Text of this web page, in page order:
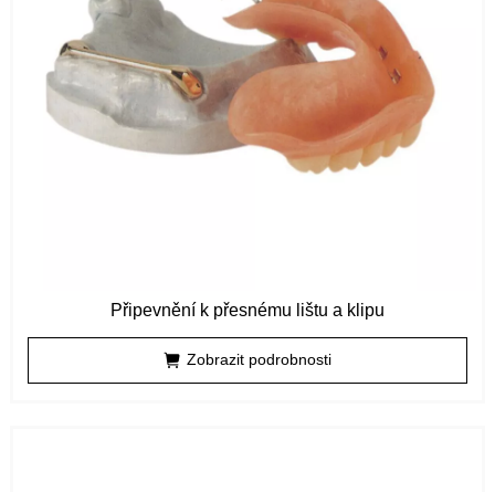
Připevnění k přesnému lištu a klipu
Zobrazit podrobnosti